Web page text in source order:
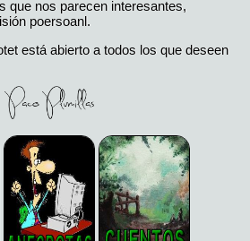
que nos parecen interesantes,
poersoanl.
está abierto a todos los que deseen